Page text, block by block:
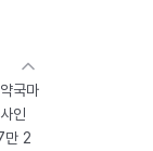
국마
인
만 2